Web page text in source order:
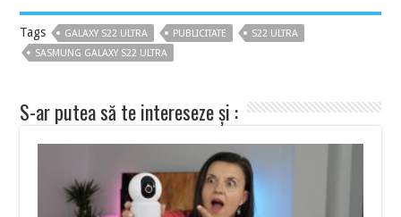
Tags GALAXY S22 ULTRA PUBLICITATE
S22 ULTRA
SASMUNG GALAXY S22 ULTRA
S-ar putea să te intereseze și :